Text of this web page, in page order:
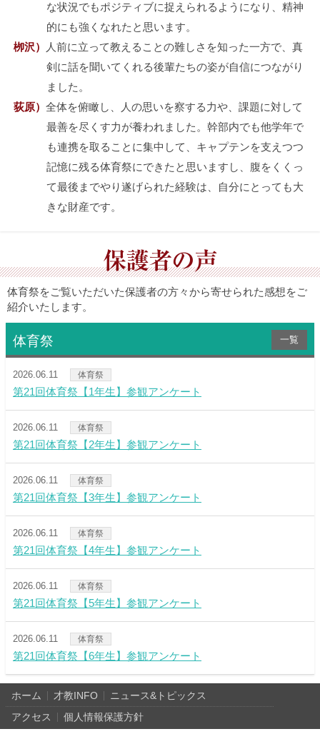
な状況でもポジティブに捉えられるようになり、精神
的にも強くなれたと思います。
栁沢）
人前に立って教えることの難しさを知った一方で、真
剣に話を聞いてくれる後輩たちの姿が自信につながり
ました。
荻原） 全体を俯瞰し、人の思いを察する力や、課題に対して
最善を尽くす力が養われました。幹部内でも他学年で
も連携を取ることに集中して、キャプテンを支えつつ
記憶に残る体育祭にできたと思いますし、腹をくくっ
て最後までやり遂げられた経験は、自分にとっても大
きな財産です。
保護者の声
体育祭をご覧いただいた保護者の方々から寄せられた感想をご
紹介いたします。
体育祭 一覧
2026.06.11
第21回体育祭【1年生】参観アンケート
体育祭
2026.06.11
第21回体育祭【2年生】参観アンケート
体育祭
2026.06.11
第21回体育祭【3年生】参観アンケート
体育祭
2026.06.11
第21回体育祭【4年生】参観アンケート
体育祭
2026.06.11
第21回体育祭【5年生】参観アンケート
体育祭
2026.06.11
第21回体育祭【6年生】参観アンケート
体育祭
ホーム 才教INFO
ニュース&トピックス
アクセス
個人情報保護方針